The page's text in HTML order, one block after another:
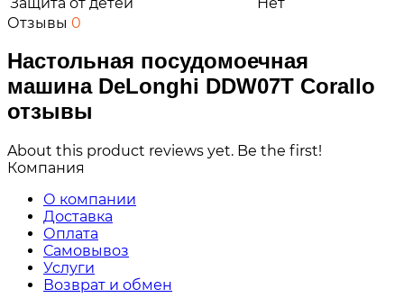
Отзывы 0
Настольная посудомоечная
машина DeLonghi DDW07T Corallo
отзывы
About this product reviews yet. Be the first!
Компания
О компании
Доставка
Оплата
Самовывоз
Услуги
Возврат и обмен